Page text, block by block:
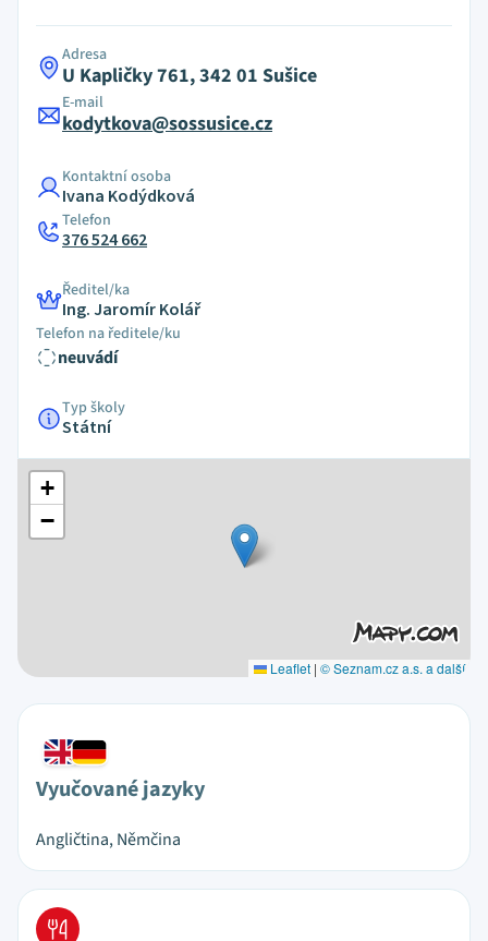
Adresa
U Kapličky 761, 342 01 Sušice
E-mail
kodytkova@sossusice.cz
Kontaktní osoba
Ivana Kodýdková
Telefon
376 524 662
Ředitel/ka
Ing. Jaromír Kolář
Telefon na ředitele/ku
neuvádí
Typ školy
Státní
+
−
Leaflet | © Seznam.cz a.s. a další
Vyučované jazyky
Angličtina, Němčina